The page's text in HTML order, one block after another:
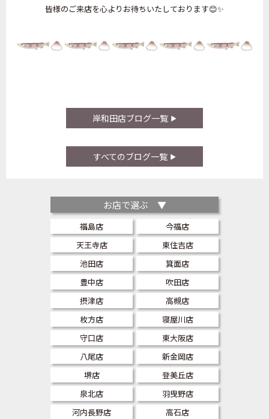
皆様のご来店を心よりお待ちいたしております😊✨
岸和田店ブログ一覧
すべてのブログ一覧
お店で選ぶ ▼
福島店
今福店
天王寺店
東住吉店
池田店
箕面店
豊中店
吹田店
摂津店
高槻店
枚方店
寝屋川店
守口店
東大阪店
八尾店
新金岡店
堺店
登美丘店
泉北店
羽曳野店
河内長野店
高石店